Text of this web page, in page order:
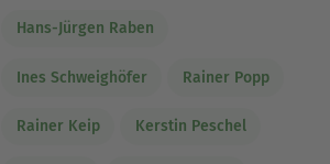
Hans-Jürgen Raben
Ines Schweighöfer Rainer Popp
Rainer Keip Kerstin Peschel